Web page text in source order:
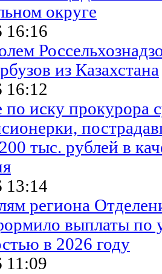
округе
16:16
из Казахстана
16:12
по иску прокурора
тыс. рублей в
13:14
региона
выплаты по
в 2026 году
11:09